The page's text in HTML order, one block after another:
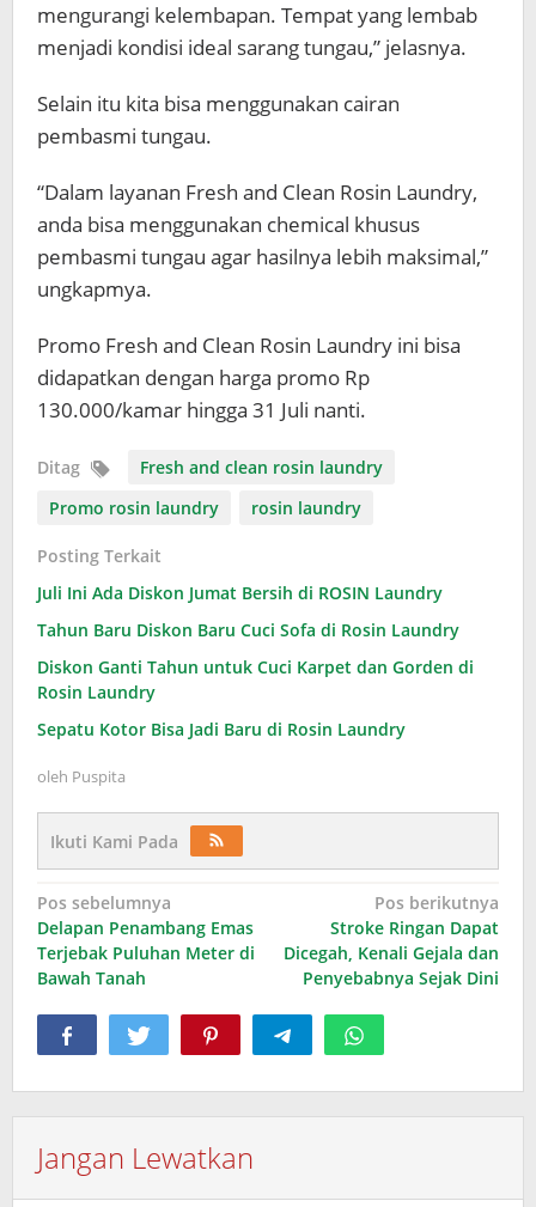
mengurangi kelembapan. Tempat yang lembab
menjadi kondisi ideal sarang tungau,” jelasnya.
Selain itu kita bisa menggunakan cairan
pembasmi tungau.
“Dalam layanan Fresh and Clean Rosin Laundry,
anda bisa menggunakan chemical khusus
pembasmi tungau agar hasilnya lebih maksimal,”
ungkapmya.
Promo Fresh and Clean Rosin Laundry ini bisa
didapatkan dengan harga promo Rp
130.000/kamar hingga 31 Juli nanti.
Ditag
Fresh and clean rosin laundry
Promo rosin laundry
rosin laundry
Posting Terkait
Juli Ini Ada Diskon Jumat Bersih di ROSIN Laundry
Tahun Baru Diskon Baru Cuci Sofa di Rosin Laundry
Diskon Ganti Tahun untuk Cuci Karpet dan Gorden di
Rosin Laundry
Sepatu Kotor Bisa Jadi Baru di Rosin Laundry
oleh Puspita
Ikuti Kami Pada
Navigasi
pos
Pos sebelumnya
Delapan Penambang Emas
Terjebak Puluhan Meter di
Bawah Tanah
Pos berikutnya
Stroke Ringan Dapat
Dicegah, Kenali Gejala dan
Penyebabnya Sejak Dini
Jangan Lewatkan